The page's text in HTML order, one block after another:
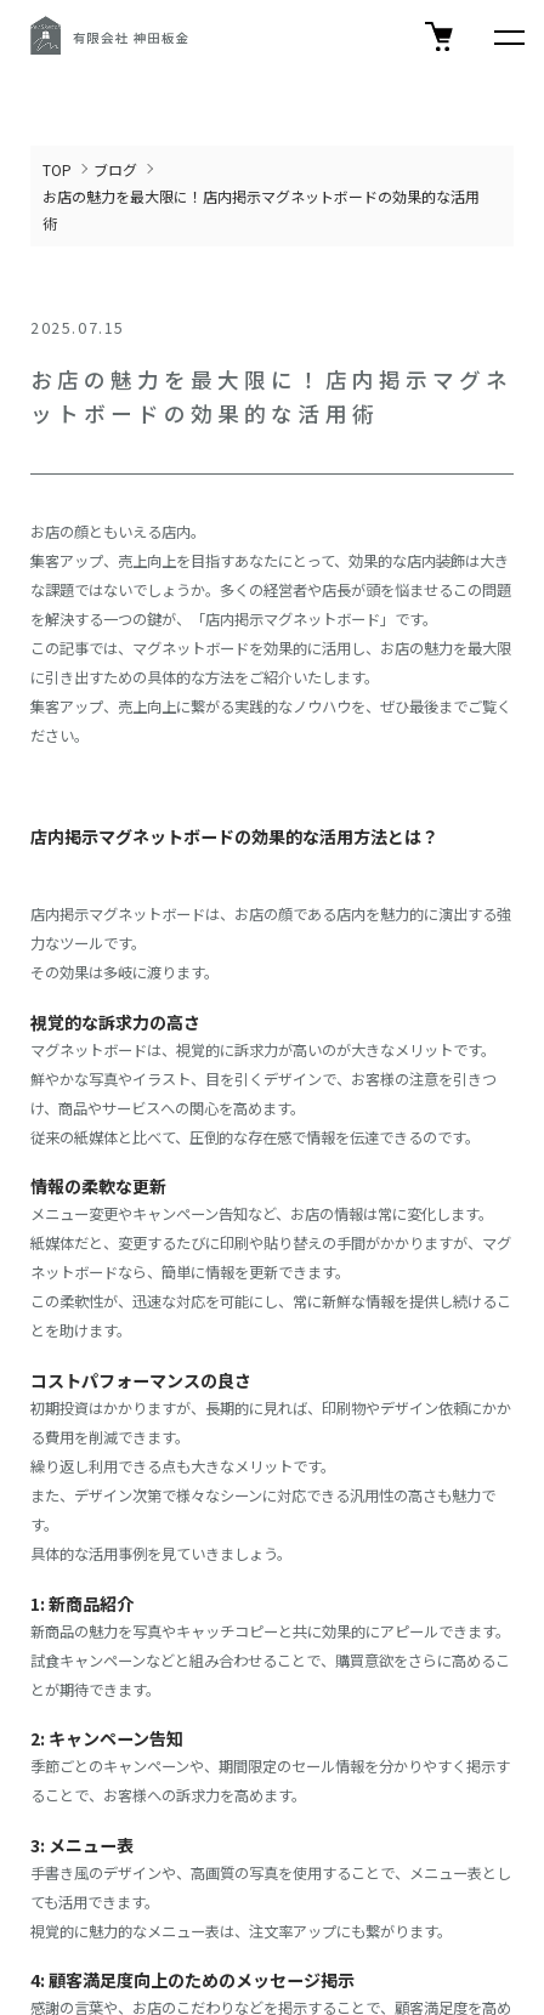
TOP
ブログ
お店の魅力を最大限に！店内掲示マグネットボードの効果的な活用
術
2025.07.15
お店の魅力を最大限に！店内掲示マグネ
ットボードの効果的な活用術
お店の顔ともいえる店内。
集客アップ、売上向上を目指すあなたにとって、効果的な店内装飾は大き
な課題ではないでしょうか。多くの経営者や店長が頭を悩ませるこの問題
を解決する一つの鍵が、「店内掲示マグネットボード」です。
この記事では、マグネットボードを効果的に活用し、お店の魅力を最大限
に引き出すための具体的な方法をご紹介いたします。
集客アップ、売上向上に繋がる実践的なノウハウを、ぜひ最後までご覧く
ださい。
店内掲示マグネットボードの効果的な活用方法とは？
店内掲示マグネットボードは、お店の顔である店内を魅力的に演出する強
力なツールです。
その効果は多岐に渡ります。
視覚的な訴求力の高さ
マグネットボードは、視覚的に訴求力が高いのが大きなメリットです。
鮮やかな写真やイラスト、目を引くデザインで、お客様の注意を引きつ
け、商品やサービスへの関心を高めます。
従来の紙媒体と比べて、圧倒的な存在感で情報を伝達できるのです。
情報の柔軟な更新
メニュー変更やキャンペーン告知など、お店の情報は常に変化します。
紙媒体だと、変更するたびに印刷や貼り替えの手間がかかりますが、マグ
ネットボードなら、簡単に情報を更新できます。
この柔軟性が、迅速な対応を可能にし、常に新鮮な情報を提供し続けるこ
とを助けます。
コストパフォーマンスの良さ
初期投資はかかりますが、長期的に見れば、印刷物やデザイン依頼にかか
る費用を削減できます。
繰り返し利用できる点も大きなメリットです。
また、デザイン次第で様々なシーンに対応できる汎用性の高さも魅力で
す。
具体的な活用事例を見ていきましょう。
1: 新商品紹介
新商品の魅力を写真やキャッチコピーと共に効果的にアピールできます。
試食キャンペーンなどと組み合わせることで、購買意欲をさらに高めるこ
とが期待できます。
2: キャンペーン告知
季節ごとのキャンペーンや、期間限定のセール情報を分かりやすく掲示す
ることで、お客様への訴求力を高めます。
3: メニュー表
手書き風のデザインや、高画質の写真を使用することで、メニュー表とし
ても活用できます。
視覚的に魅力的なメニュー表は、注文率アップにも繋がります。
4: 顧客満足度向上のためのメッセージ掲示
感謝の言葉や、お店のこだわりなどを掲示することで、顧客満足度を高め